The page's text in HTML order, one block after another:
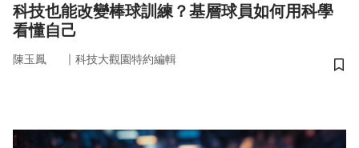
科技也能改變棒球訓練？基層球員如何用科學
看懂自己
陳玉鳳 ｜ 科技大觀園特約編輯
儲